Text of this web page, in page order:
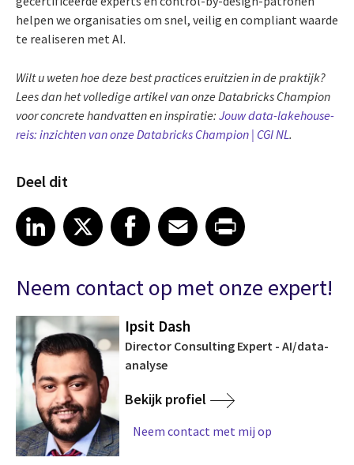
helpen we organisaties om snel, veilig en compliant waarde
te realiseren met AI.
Wilt u weten hoe deze best practices eruitzien in de praktijk?
Lees dan het volledige artikel van onze Databricks Champion
voor concrete handvatten en inspiratie: Jouw data-lakehouse-
reis: inzichten van onze Databricks Champion | CGI NL.
Deel dit
Share article on LinkedIn
LinkedIn
Share article on XShare article on Facebook
Facebook
Share article on Email
EmailShare article on Print
Neem contact op met onze expert!
Ipsit Dash
Director Consulting Expert - AI/data-
analyse
Bekijk profiel
Neem contact met mij op